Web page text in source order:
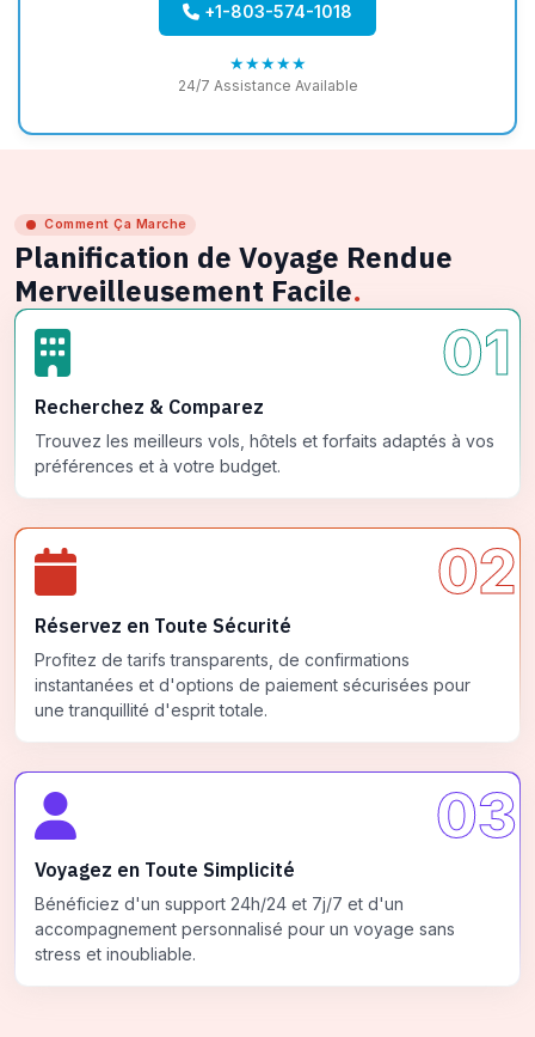
+1-803-574-1018
★★★★★
24/7 Assistance Available
Comment Ça Marche
Planification de Voyage Rendue
Merveilleusement Facile.
01
Recherchez & Comparez
Trouvez les meilleurs vols, hôtels et forfaits adaptés à vos
préférences et à votre budget.
02
Réservez en Toute Sécurité
Profitez de tarifs transparents, de confirmations
instantanées et d'options de paiement sécurisées pour
une tranquillité d'esprit totale.
03
Voyagez en Toute Simplicité
Bénéficiez d'un support 24h/24 et 7j/7 et d'un
accompagnement personnalisé pour un voyage sans
stress et inoubliable.